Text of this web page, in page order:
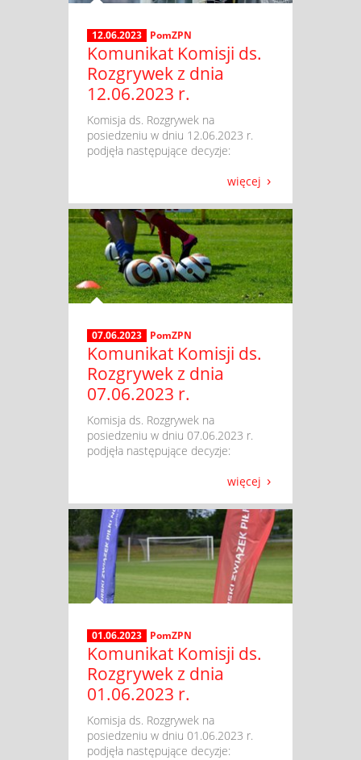
12.06.2023 PomZPN
Komunikat Komisji ds.
Rozgrywek z dnia
12.06.2023 r.
​ Komisja ds. Rozgrywek na
posiedzeniu w dniu 12.06.2023 r.
podjęła następujące decyzje:
więcej
07.06.2023 PomZPN
Komunikat Komisji ds.
Rozgrywek z dnia
07.06.2023 r.
​ Komisja ds. Rozgrywek na
posiedzeniu w dniu 07.06.2023 r.
podjęła następujące decyzje:
więcej
01.06.2023 PomZPN
Komunikat Komisji ds.
Rozgrywek z dnia
01.06.2023 r.
​ Komisja ds. Rozgrywek na
posiedzeniu w dniu 01.06.2023 r.
podjęła następujące decyzje: